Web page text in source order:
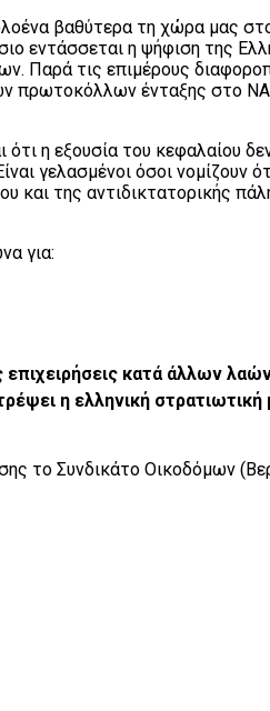
βαθύτερα τη χώρα μας
εντάσσεται η ψήφιση της
Παρά τις επιμέρους
πρωτοκόλλων ένταξης στο
η εξουσία του κεφαλαίου
γελασμένοι όσοι νομίζουν
και της αντιδικτατορικής
για:
κατά άλλων
η ελληνική στρατιωτική
το Συνδικάτο Οικοδόμων